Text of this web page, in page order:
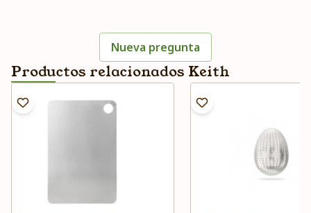
Nueva pregunta
Productos relacionados Keith